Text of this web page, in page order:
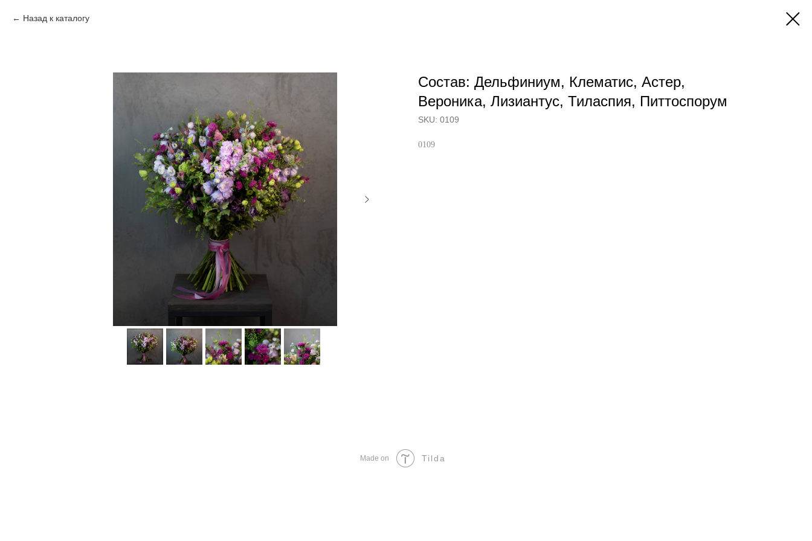
Назад к каталогу
Состав: Дельфиниум, Клематис, Астер,
Вероника, Лизиантус, Тиласпия, Питтоспорум
SKU: 0109
0109
Made on Tilda